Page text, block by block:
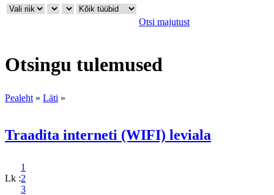
Otsi majutust
Otsingu tulemused
Pealeht » Läti »
Traadita interneti (WIFI) leviala
Lk :
1
2
3